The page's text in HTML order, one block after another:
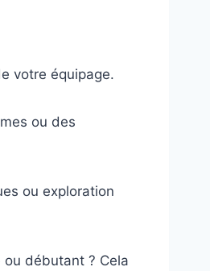
votre équipage.
ou des
ou exploration
débutant ? Cela